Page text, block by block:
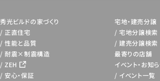
秀光ビルドの家づくり
正直住宅
性能と品質
耐震×制震構造
ZEH
安心・保証
宅地・建売分譲
宅地分譲検索
建売分譲検索
最寄りの店舗
イベント・お知ら
イベント一覧